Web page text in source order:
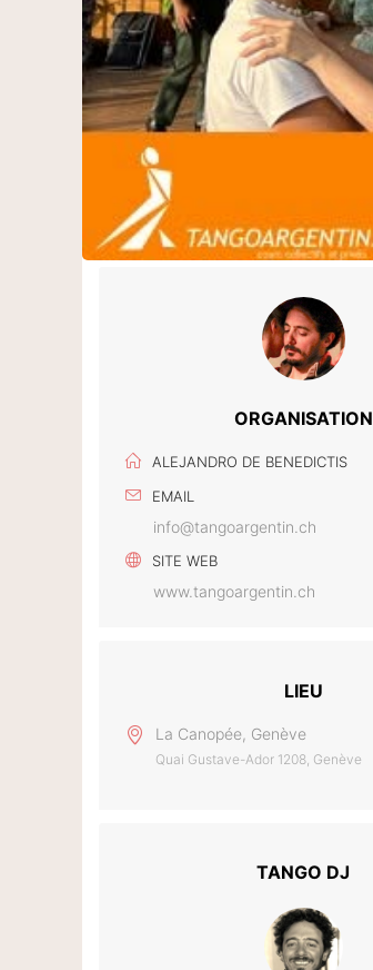
ORGANISATION
ALEJANDRO DE BENEDICTIS
EMAIL
info@tangoargentin.ch
SITE WEB
www.tangoargentin.ch
LIEU
La Canopée, Genève
Quai Gustave-Ador 1208, Genève
TANGO DJ